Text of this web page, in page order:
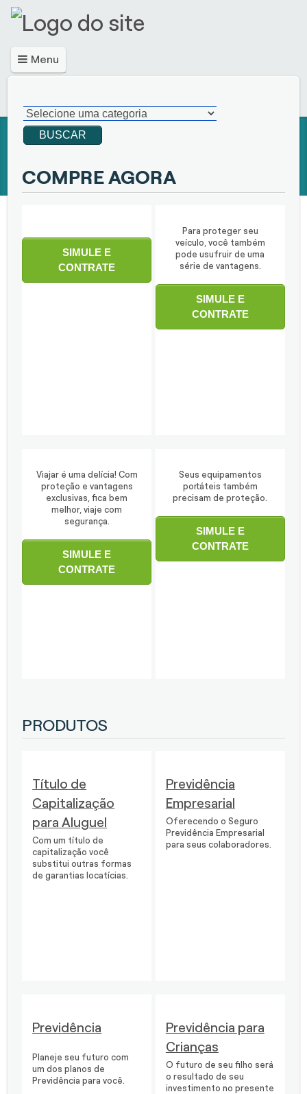
Menu
BUSCAR
COMPRE AGORA
SIMULE E
CONTRATE
Para proteger seu
veículo, você também
pode usufruir de uma
série de vantagens.
SIMULE E
CONTRATE
Viajar é uma delícia! Com
proteção e vantagens
exclusivas, fica bem
melhor, viaje com
segurança.
SIMULE E
CONTRATE
Seus equipamentos
portáteis também
precisam de proteção.
SIMULE E
CONTRATE
PRODUTOS
Título de
Capitalização
para Aluguel
Com um título de
capitalização você
substitui outras formas
de garantias locatícias.
Previdência
Empresarial
Oferecendo o Seguro
Previdência Empresarial
para seus colaboradores.
Previdência
Planeje seu futuro com
um dos planos de
Previdência para você.
Previdência para
Crianças
O futuro de seu filho será
o resultado de seu
investimento no presente